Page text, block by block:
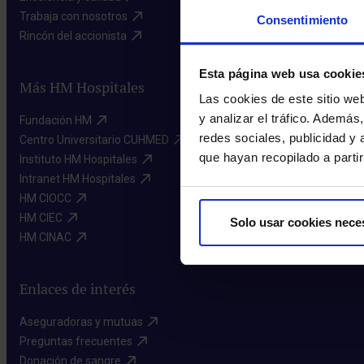
Consentimiento
Esta página web usa
Las cookies de este sitio
y analizar el tráfico.
redes sociales, publicidad y
que hayan recopilado a
Solo usar cookies
Trabaja con nosotros​
Rincón del accionista​
Más HM Hospitales
Fundación HM​
Centro Universitario CUHMED​
Instituto HM Hospitales​
Intranet HM Hospitales​
HM CIOCC​
HM CIEC​
HM CINAC​
Enlaces de interés
Aseguradoras y mutuas​
Preguntas frecuentes​
Donación de sangre​